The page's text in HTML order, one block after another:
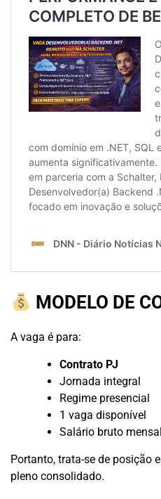
MODELO DE
A vaga é para:
Contrato PJ
Jornada integral
Regime presencial
1 vaga disponível
Salário bruto
Portanto, trata-se de posição
pleno consolidado.